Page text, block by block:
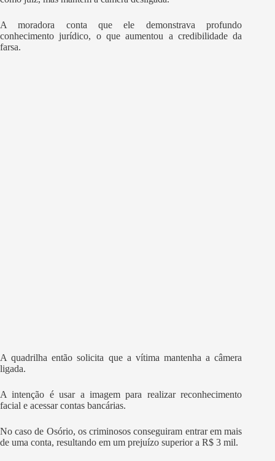
A moradora conta que ele demonstrava profundo
conhecimento jurídico, o que aumentou a credibilidade da
farsa.
A quadrilha então solicita que a vítima mantenha a câmera
ligada.
A intenção é usar a imagem para realizar reconhecimento
facial e acessar contas bancárias.
No caso de Osório, os criminosos conseguiram entrar em mais
de uma conta, resultando em um prejuízo superior a R$ 3 mil.